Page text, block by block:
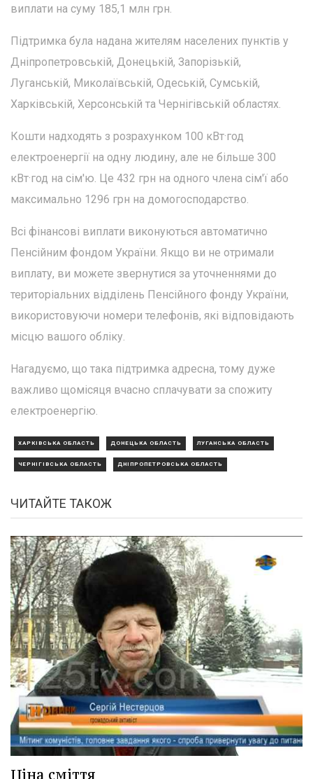
виплати на суму 185,1 млн грн.
Підтримка була надана жителям населених пунктів у
Дніпропетровській, Донецькій, Запорізькій,
Луганській, Миколаївській, Одеській, Сумській,
Харківській, Херсонській та Чернігівській областях.
Кошти надходять з розрахунком 100 кВт·год
електроенергії на одну людину, але не більше 300
кВт·год на сім'ю. Це 432 грн на одного члена сім'ї або
максимально 1296 грн на домогосподарство.
Всі фінансові виплати виконуються автоматично
Пенсійним фондом України. Якщо ви не отримали
виплату, ви можете звернутися за уточненнями до
територіальних відділень Пенсійного фонду України,
використовуючи номери телефонів, які відповідають
місцю вашого обліку.
Нагадуємо, що така підтримка адресна, тому дуже
важливо щомісяця вчасно сплачувати за спожиту
електроенергію.
ХАРКІВСЬКА ОБЛАСТЬ ДОНЕЦЬКА ОБЛАСТЬ ЛУГАНСЬКА ОБЛАСТЬ
ЧЕРНІГІВСЬКА ОБЛАСТЬ ДНІПРОПЕТРОВСЬКА ОБЛАСТЬ
ЧИТАЙТЕ ТАКОЖ
Ціна сміття